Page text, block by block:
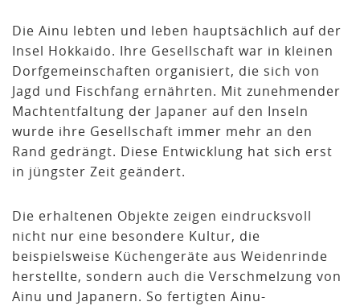
Die Ainu lebten und leben hauptsächlich auf der
Insel Hokkaido. Ihre Gesellschaft war in kleinen
Dorfgemeinschaften organisiert, die sich von
Jagd und Fischfang ernährten. Mit zunehmender
Machtentfaltung der Japaner auf den Inseln
wurde ihre Gesellschaft immer mehr an den
Rand gedrängt. Diese Entwicklung hat sich erst
in jüngster Zeit geändert.
Die erhaltenen Objekte zeigen eindrucksvoll
nicht nur eine besondere Kultur, die
beispielsweise Küchengeräte aus Weidenrinde
herstellte, sondern auch die Verschmelzung von
Ainu und Japanern. So fertigten Ainu-